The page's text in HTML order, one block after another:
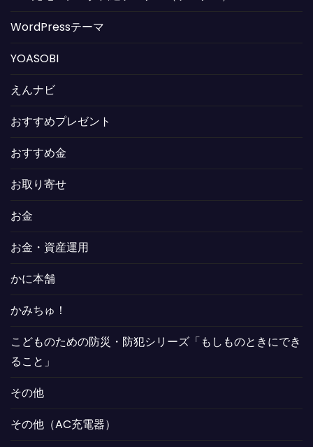
WordPressテーマ
YOASOBI
えんナビ
おすすめプレゼント
おすすめ金
お取り寄せ
お金
お金・資産運用
かに本舗
かみちゅ！
こどものための防災・防犯シリーズ「もしものときにでき
ること」
その他
その他（AC充電器）